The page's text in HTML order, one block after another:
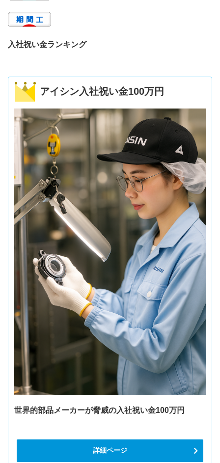
入社祝い金ランキング
アイシン入社祝い金100万円
世界的部品メーカーが脅威の入社祝い金100万円
詳細ページ